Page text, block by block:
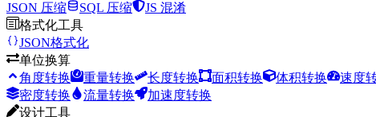
JSON 压缩
SQL 压缩
JS 混淆
格式化工具
JSON格式化
单位换算
角度转换
重量转换 长度转换 面积转换 体积转换 速度
密度转换
流量转换
加速度转换
设计工具